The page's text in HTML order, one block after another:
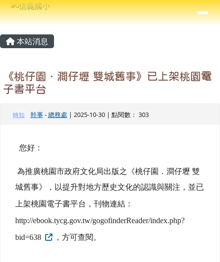
跳至主內容區
信義國小
⏸
導覽列
主內容區域
本站消息
《桃仔園．澗仔壢 雙城舊事》已上架桃園電
子書平台
轉知 幹事-總務處 | 2025-10-30 | 點閱數： 303
您好：
為推廣桃園市政府文化局出版之《桃仔園．澗仔壢 雙
城舊事》
，以提升對地方歷史文化的認識與關注，並已
上架桃園電子書平台，刊物連結：
http://ebook.tycg.gov.tw/gogofinderReader/index.php?
bid=638
，方可查閱。
頁尾區域